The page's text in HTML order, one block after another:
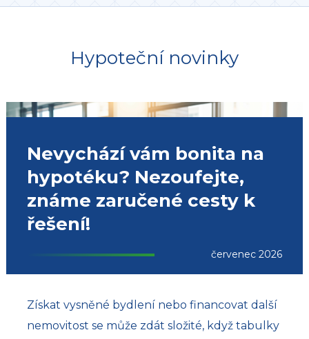
Hypoteční novinky
Nevychází vám bonita na
hypotéku? Nezoufejte,
známe zaručené cesty k
řešení!
červenec 2026
Získat vysněné bydlení nebo financovat další
nemovitost se může zdát složité, když tabulky